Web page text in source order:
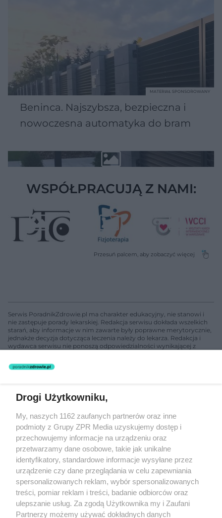
Beninca. Najszybsza, bezpieczna i
nowoczesna automatyka do bram
MATERIAŁ SPONSOROWANY
WSPÓŁPRACUJĄ Z NAMI:
Serwis PoradnikZdrowie.pl ma charakter edukacyjny, nie stanowi i
nie zastępuje porady lekarskiej. Redakcja serwisu dokłada wszelkich
starań, aby informacje w nim zawarte były poprawne merytorycznie,
jednakże decyzja dotycząca leczenia należy do lekarza. Redakcja i
wydawca serwisu nie ponoszą odpowiedzialności wynikającej z
świadczeń zdrowotnych w rozumieniu art. 3 ust 1 ustawy o
rozpowszechniany lub dalej rozpowszechniany w jakikolwiek sposób
(w tym także elektroniczny lub mechaniczny) na jakimkolwiek polu
eksploatacji w jakiejkolwiek formie, włącznie z umieszczaniem w
Internecie bez pisemnej zgody właściciela praw. Jakiekolwiek użycie
lub wykorzystanie utworów w całości lub w części z naruszeniem
prawa, tzn. bez właściwej zgody, jest zabronione pod groźbą kary i
może być ścigane prawnie.
Drogi Użytkowniku,
My, naszych 1162 zaufanych partnerów oraz inne
podmioty z Grupy ZPR Media uzyskujemy dostęp i
przechowujemy informacje na urządzeniu oraz
przetwarzamy dane osobowe, takie jak unikalne
identyfikatory, standardowe informacje wysyłane przez
urządzenie czy dane przeglądania w celu zapewniania
spersonalizowanych reklam, wybór spersonalizowanych
treści, pomiar reklam i treści, badanie odbiorców oraz
ulepszanie usług. Za zgodą Użytkownika my i Zaufani
Partnerzy możemy używać dokładnych danych